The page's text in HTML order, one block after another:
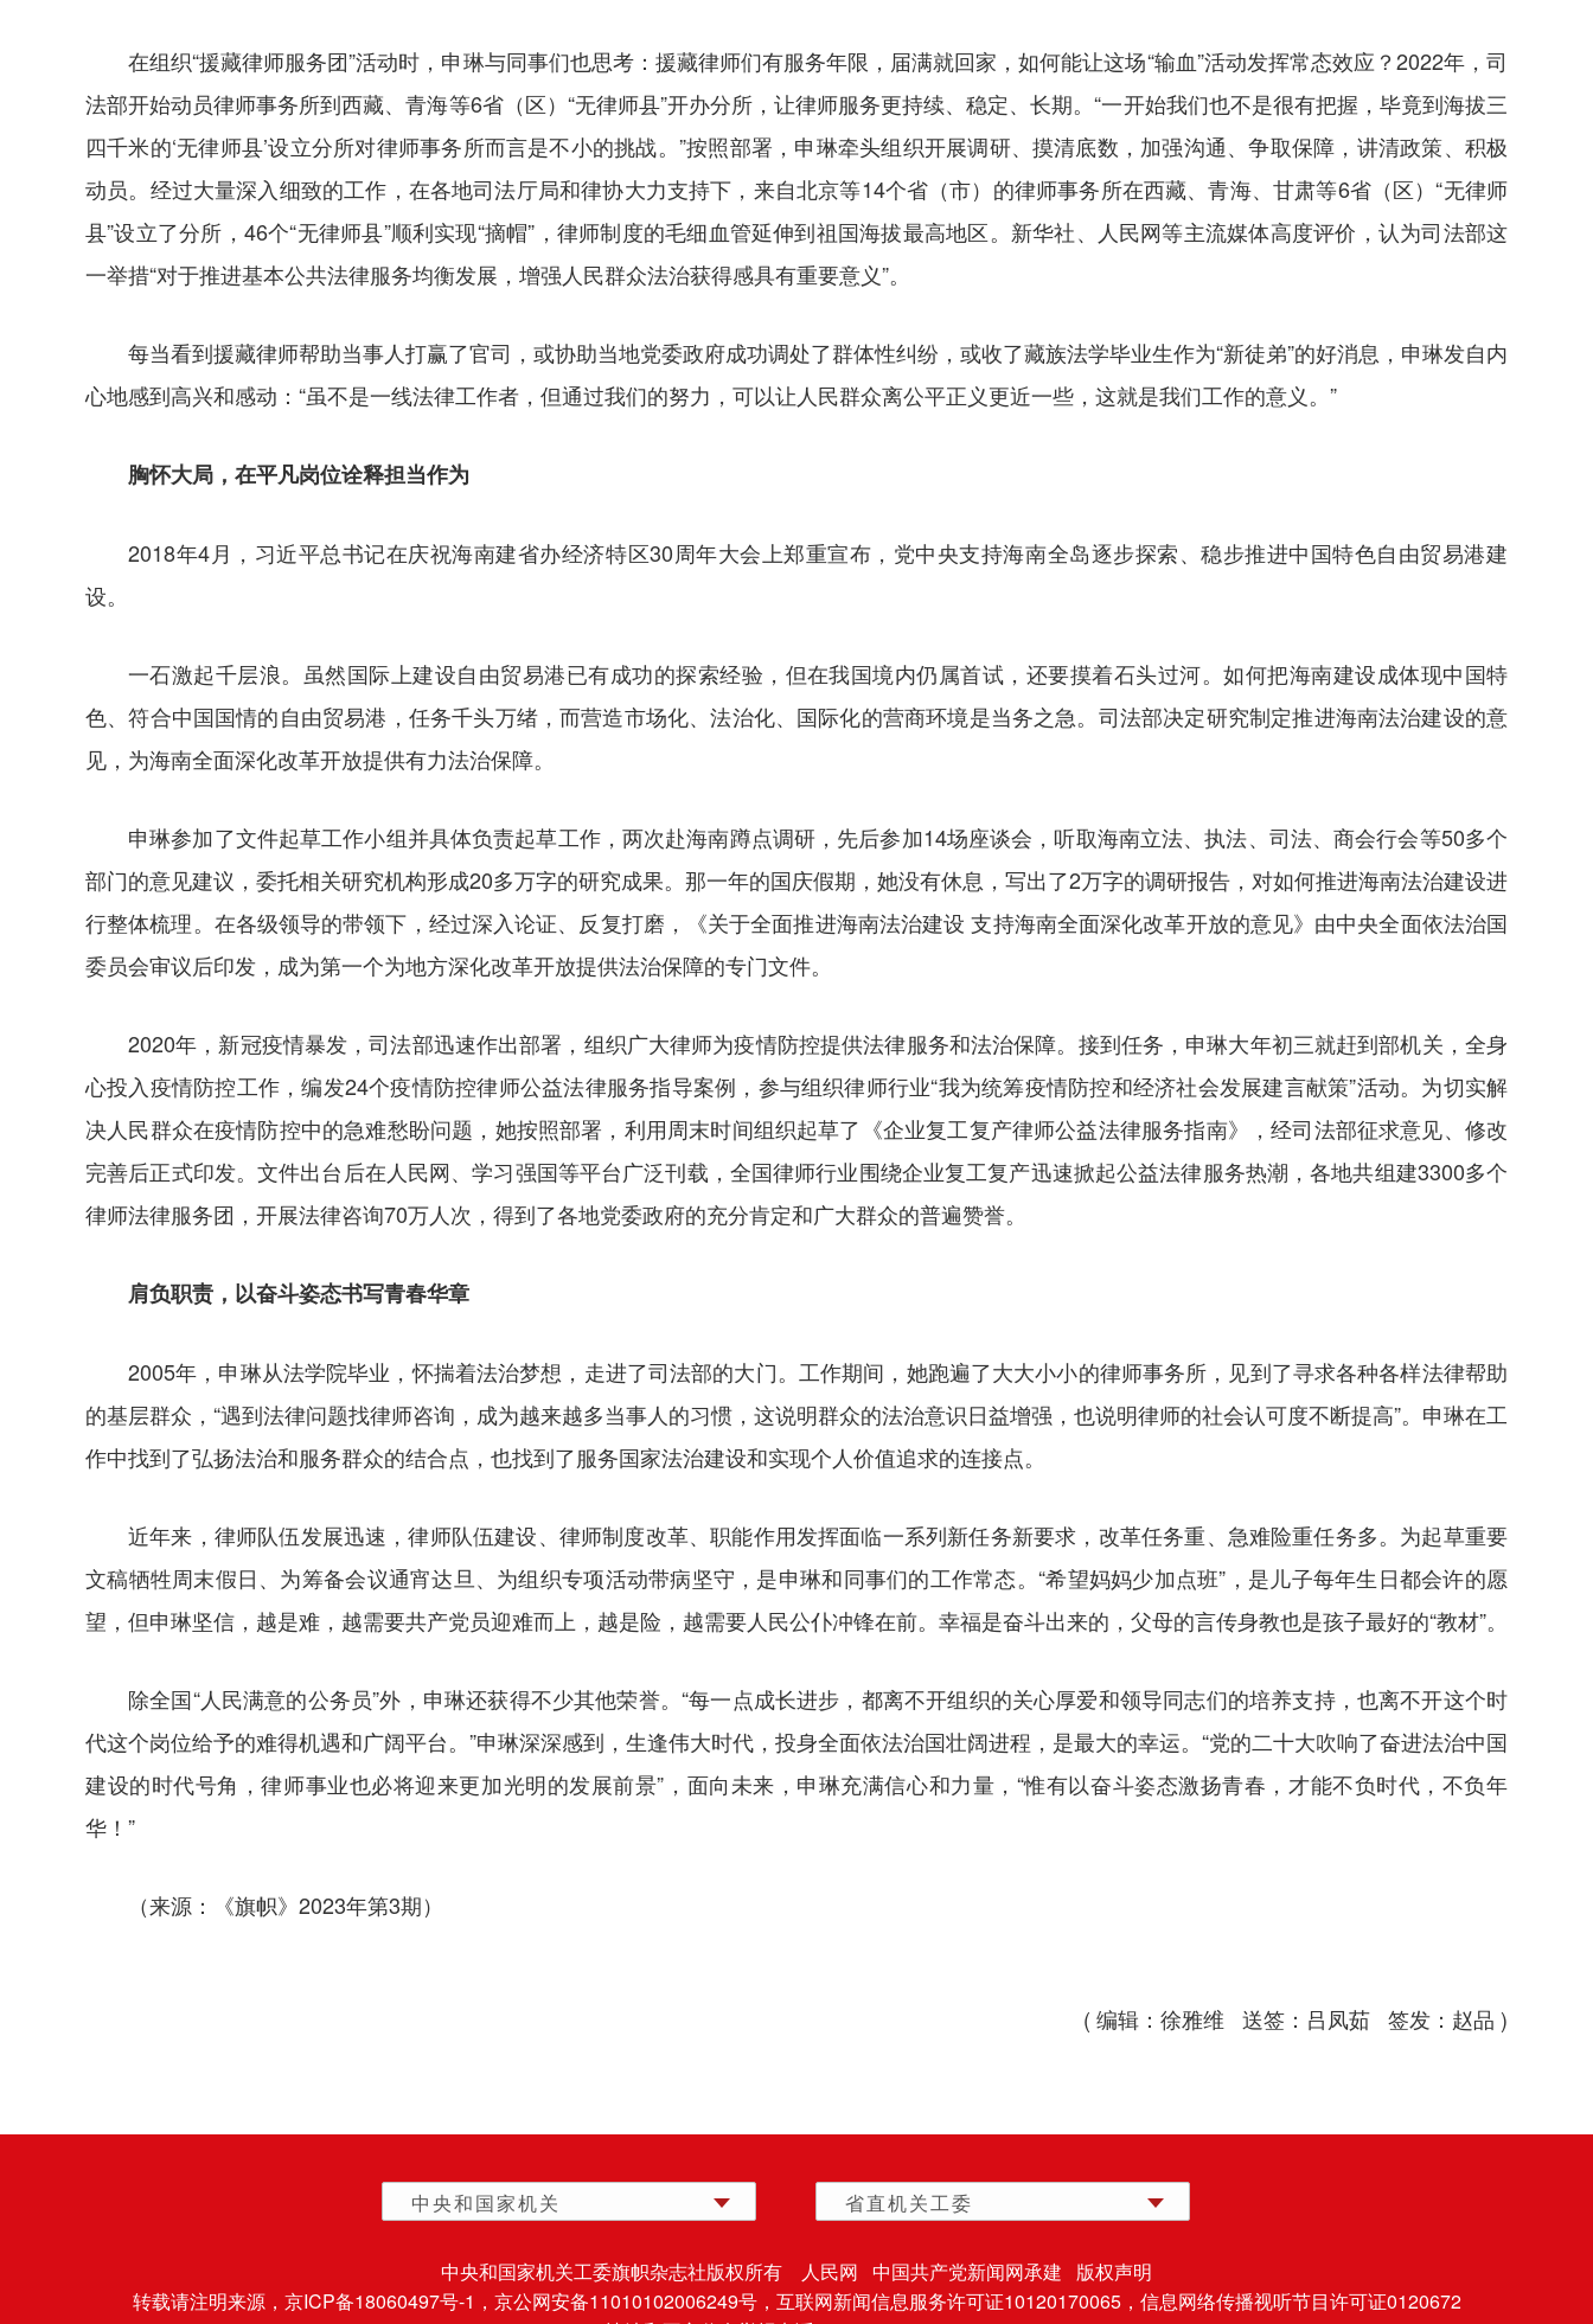
在组织“援藏律师服务团”活动时，申琳与同事们也思考：援藏律师们有服务年限，届满就回家，如何能让这场“输血”活动发挥常态效应？2022年，司
法部开始动员律师事务所到西藏、青海等6省（区）“无律师县”开办分所，让律师服务更持续、稳定、长期。“一开始我们也不是很有把握，毕竟到海拔三
四千米的‘无律师县’设立分所对律师事务所而言是不小的挑战。”按照部署，申琳牵头组织开展调研、摸清底数，加强沟通、争取保障，讲清政策、积极
动员。经过大量深入细致的工作，在各地司法厅局和律协大力支持下，来自北京等14个省（市）的律师事务所在西藏、青海、甘肃等6省（区）“无律师
县”设立了分所，46个“无律师县”顺利实现“摘帽”，律师制度的毛细血管延伸到祖国海拔最高地区。新华社、人民网等主流媒体高度评价，认为司法部这
一举措“对于推进基本公共法律服务均衡发展，增强人民群众法治获得感具有重要意义”。
每当看到援藏律师帮助当事人打赢了官司，或协助当地党委政府成功调处了群体性纠纷，或收了藏族法学毕业生作为“新徒弟”的好消息，申琳发自内
心地感到高兴和感动：“虽不是一线法律工作者，但通过我们的努力，可以让人民群众离公平正义更近一些，这就是我们工作的意义。”
胸怀大局，在平凡岗位诠释担当作为
2018年4月，习近平总书记在庆祝海南建省办经济特区30周年大会上郑重宣布，党中央支持海南全岛逐步探索、稳步推进中国特色自由贸易港建
设。
一石激起千层浪。虽然国际上建设自由贸易港已有成功的探索经验，但在我国境内仍属首试，还要摸着石头过河。如何把海南建设成体现中国特
色、符合中国国情的自由贸易港，任务千头万绪，而营造市场化、法治化、国际化的营商环境是当务之急。司法部决定研究制定推进海南法治建设的意
见，为海南全面深化改革开放提供有力法治保障。
申琳参加了文件起草工作小组并具体负责起草工作，两次赴海南蹲点调研，先后参加14场座谈会，听取海南立法、执法、司法、商会行会等50多个
部门的意见建议，委托相关研究机构形成20多万字的研究成果。那一年的国庆假期，她没有休息，写出了2万字的调研报告，对如何推进海南法治建设进
行整体梳理。在各级领导的带领下，经过深入论证、反复打磨，《关于全面推进海南法治建设 支持海南全面深化改革开放的意见》由中央全面依法治国
委员会审议后印发，成为第一个为地方深化改革开放提供法治保障的专门文件。
2020年，新冠疫情暴发，司法部迅速作出部署，组织广大律师为疫情防控提供法律服务和法治保障。接到任务，申琳大年初三就赶到部机关，全身
心投入疫情防控工作，编发24个疫情防控律师公益法律服务指导案例，参与组织律师行业“我为统筹疫情防控和经济社会发展建言献策”活动。为切实解
决人民群众在疫情防控中的急难愁盼问题，她按照部署，利用周末时间组织起草了《企业复工复产律师公益法律服务指南》，经司法部征求意见、修改
完善后正式印发。文件出台后在人民网、学习强国等平台广泛刊载，全国律师行业围绕企业复工复产迅速掀起公益法律服务热潮，各地共组建3300多个
律师法律服务团，开展法律咨询70万人次，得到了各地党委政府的充分肯定和广大群众的普遍赞誉。
肩负职责，以奋斗姿态书写青春华章
2005年，申琳从法学院毕业，怀揣着法治梦想，走进了司法部的大门。工作期间，她跑遍了大大小小的律师事务所，见到了寻求各种各样法律帮助
的基层群众，“遇到法律问题找律师咨询，成为越来越多当事人的习惯，这说明群众的法治意识日益增强，也说明律师的社会认可度不断提高”。申琳在工
作中找到了弘扬法治和服务群众的结合点，也找到了服务国家法治建设和实现个人价值追求的连接点。
近年来，律师队伍发展迅速，律师队伍建设、律师制度改革、职能作用发挥面临一系列新任务新要求，改革任务重、急难险重任务多。为起草重要
文稿牺牲周末假日、为筹备会议通宵达旦、为组织专项活动带病坚守，是申琳和同事们的工作常态。“希望妈妈少加点班”，是儿子每年生日都会许的愿
望，但申琳坚信，越是难，越需要共产党员迎难而上，越是险，越需要人民公仆冲锋在前。幸福是奋斗出来的，父母的言传身教也是孩子最好的“教材”。
除全国“人民满意的公务员”外，申琳还获得不少其他荣誉。“每一点成长进步，都离不开组织的关心厚爱和领导同志们的培养支持，也离不开这个时
代这个岗位给予的难得机遇和广阔平台。”申琳深深感到，生逢伟大时代，投身全面依法治国壮阔进程，是最大的幸运。“党的二十大吹响了奋进法治中国
建设的时代号角，律师事业也必将迎来更加光明的发展前景”，面向未来，申琳充满信心和力量，“惟有以奋斗姿态激扬青春，才能不负时代，不负年
华！”
（来源：《旗帜》2023年第3期）
( 编辑：徐雅维 送签：吕凤茹 签发：赵品 )
中央和国家机关 省直机关工委
中央和国家机关工委旗帜杂志社版权所有 人民网 中国共产党新闻网承建 版权声明
转载请注明来源， 京ICP备18060497号-1 ，京公网安备11010102006249号， 互联网新闻信息服务许可证10120170065， 信息网络传播视听节目许可证0120672